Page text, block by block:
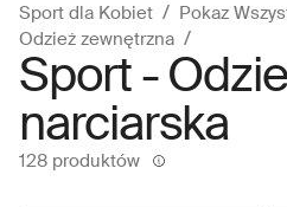
Sport dla Kobiet Pokaz
Odzież zewnętrzna
Sport -
narciarska
128 produktów